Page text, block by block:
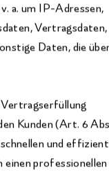
a. um IP-Adressen,
Vertragsdaten,
Daten, die
Kunden (Art. 6
und
professionellen